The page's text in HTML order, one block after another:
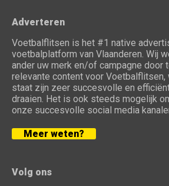
Adverteren
Voetbalflitsen is het #1 native
voetbalplatform van Vlaanderen. Wij
ander uw merk en/of campagne door
relevante content voor Voetbalflitsen,
staat zijn zeer succesvolle en
draaien. Het is ook steeds mogelijk
onze succesvolle social media
Meer weten?
Volg ons